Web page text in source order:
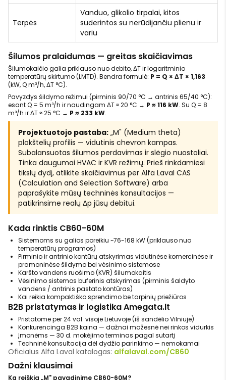
Terpės
Vanduo, glikolio tirpalai, kitos
suderintos su nerūdijančiu plienu ir
variu
Šilumos pralaidumas — greitas skaičiavimas
Šilumokaičio galia priklauso nuo debito, ΔT ir logaritminio
temperatūrų skirtumo (LMTD). Bendra formulė: P = Q × ΔT × 1,163
(kW, Q m³/h, ΔT °C).
Pavyzdys šildymo režimui (pirminis 90/70 °C → antrinis 65/40 °C):
esant Q = 5 m³/h ir naudingam ΔT ≈ 20 °C → P ≈ 116 kW. Su Q = 8
m³/h ir ΔT ≈ 25 °C → P ≈ 233 kW.
Projektuotojo pastaba: „M" (Medium theta)
plokštelių profilis — vidutinis chevron kampas.
Subalansuotas šilumos perdavimas ir slėgio nuostoliai.
Tinka daugumai HVAC ir KVR režimų. Prieš rinkdamiesi
tikslų dydį, atlikite skaičiavimus per Alfa Laval CAS
(Calculation and Selection Software) arba
paprašykite mūsų techninės konsultacijos —
patikrinsime realų Δp jūsų debitui.
Kada rinktis CB60-60M
Sistemoms su galios poreikiu ~76-168 kW (priklauso nuo
temperatūrų programos)
Pirminio ir antrinio kontūrų atskyrimas vidutinėse komercinėse ir
pramoninėse šildymo bei vėsinimo sistemose
Karšto vandens ruošimo (KVR) šilumokaitis
Vėsinimo sistemos buferinis atskyrimas (pirminis šaldyto
vandens / antrinis pastato kontūras)
Kai reikia kompaktiško sprendimo be tarpinių priežiūros
B2B pristatymas ir logistika Amegata.lt
Pristatome per 24 val. visoje Lietuvoje (iš sandėlio Vilniuje)
Konkurencinga B2B kaina — dažnai mažesnė nei rinkos vidurkis
Įmonėms — 30 d. mokėjimo terminas pagal sutartį
Techninė konsultacija dėl dydžio parinkimo — nemokamai
Oficialus Alfa Laval katalogas: alfalaval.com/CB60
Dažni klausimai
Ką reiškia „M" pavadinime CB60-60M?